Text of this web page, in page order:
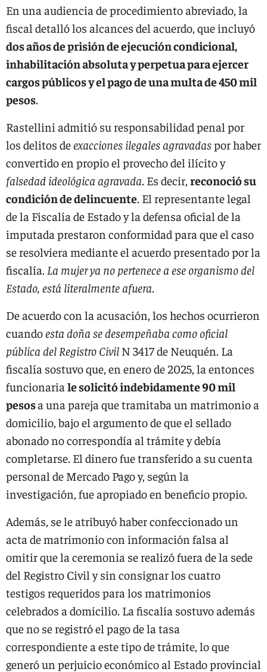
En una audiencia de procedimiento abreviado, la
fiscal detalló los alcances del acuerdo, que incluyó
dos años de prisión de ejecución condicional,
inhabilitación absoluta y perpetua para ejercer
cargos públicos y el pago de una multa de 450 mil
pesos.
Rastellini admitió su responsabilidad penal por
los delitos deexacciones ilegales agravadaspor haber
convertido en propio el provecho del ilícito y
falsedad ideológica agravada. Es decir, reconoció su
condición de delincuente. El representante legal
de la Fiscalía de Estado y la defensa oficial de la
imputada prestaron conformidad para que el caso
se resolviera mediante el acuerdo presentado por la
fiscalía. La mujer ya no pertenece a ese organismo del
Estado, está literalmente afuera.
De acuerdo con la acusación, los hechos ocurrieron
cuandoesta doña se desempeñaba como oficial
pública del Registro Civil N 3417 de Neuquén. La
fiscalía sostuvo que, en enero de 2025, la entonces
funcionaria le solicitó indebidamente 90 mil
pesosa una pareja que tramitaba un matrimonio a
domicilio, bajo el argumento de que el sellado
abonado no correspondía al trámite y debía
completarse. El dinero fue transferido a su cuenta
personal de Mercado Pago y, según la
investigación, fue apropiado en beneficio propio.
Además, se le atribuyó haber confeccionado un
acta de matrimonio con información falsa al
omitir que la ceremonia se realizó fuera de la sede
del Registro Civil y sin consignar los cuatro
testigos requeridos para los matrimonios
celebrados a domicilio. La fiscalía sostuvo además
que no se registró el pago de la tasa
correspondiente a este tipo de trámite, lo que
generó un perjuicio económico al Estado provincial